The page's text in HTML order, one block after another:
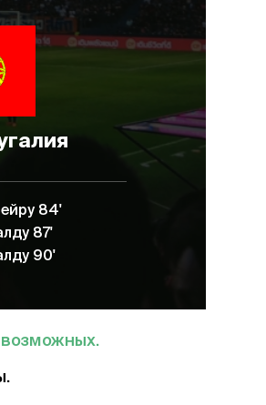
84'
87'
90'
возможных.